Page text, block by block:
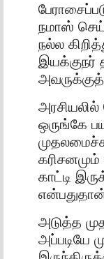
நமாஸ்
நல்ல
இயக்குநர்
அவருக்குத்
ஒருங்கே
காட்டி
அடுத்த
அப்படியே